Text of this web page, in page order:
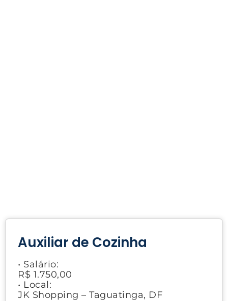
Auxiliar de Cozinha
• Salário:
R$ 1.750,00
• Local:
JK Shopping – Taguatinga, DF